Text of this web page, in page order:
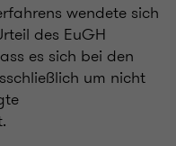
wendete sich
des EuGH
es sich bei den
um nicht